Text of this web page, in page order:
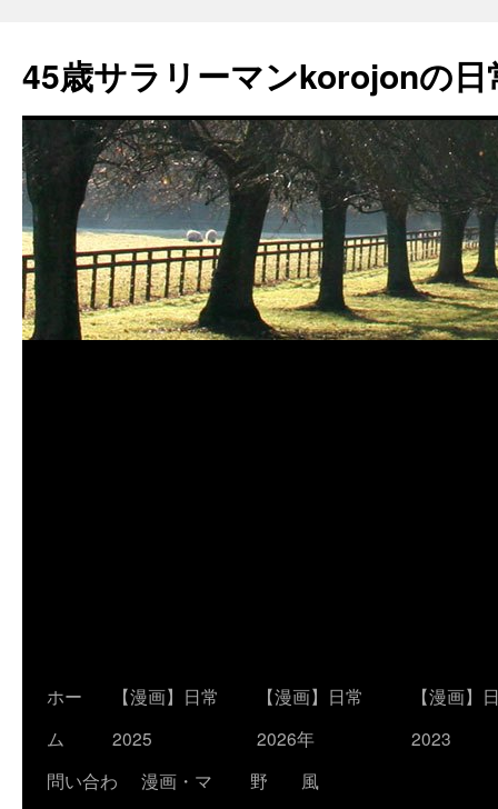
45歳サラリーマンkorojonの日
ホー
ム
【漫画】日常
2025
【漫画】日常
2026年
【漫画
2023
問い合わ
漫画・マ
野
風